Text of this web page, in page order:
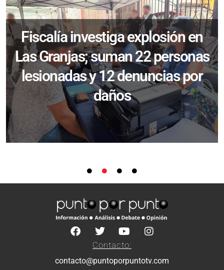
Fiscalía investiga explosión en
Las Granjas; suman 22 personas
lesionadas y 12 denuncias por
daños
Contacto:
contacto@puntoporpuntotv.com